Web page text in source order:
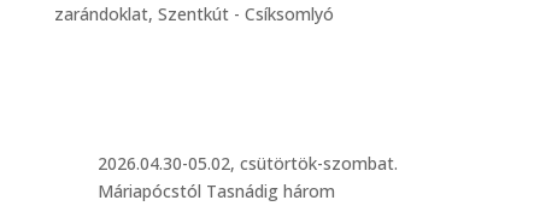
zarándoklat, Szentkút - Csíksomlyó
2026.04.30-05.02, csütörtök-szombat.
Máriapócstól Tasnádig három